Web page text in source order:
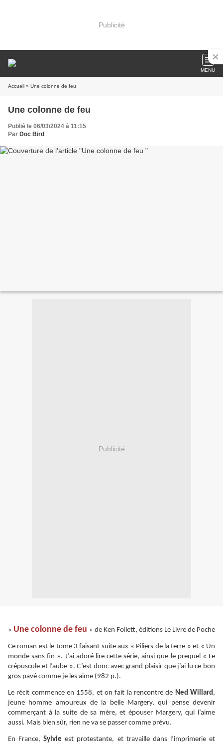
Publicité
MENU
Accueil » Une colonne de feu
Une colonne de feu
Publié le 06/03/2024 à 11:15
Par Doc Bird
Publicité
« Une colonne de feu » de Ken Follett, éditions Le Livre de Poche
Ce roman est le tome 3 faisant suite aux « Piliers de la terre » et « Un
monde sans fin ». J’ai adoré lire cette série, ainsi que le prequel « Le
crépuscule et l’aube ». C’est donc avec grand plaisir que j’ai lu ce bon
gros pavé comme je les aime (982 p.).
Le récit commence en 1558, et on fait la rencontre de Ned Willard,
jeune homme amoureux de la belle Margery, qui pense devenir
commerçant à la suite de sa mère, et épouser Margery, qui l’aime
aussi. Mais bien sûr, rien ne va se passer comme prévu.
En France,Sylvie est protestante, et travaille dans l’imprimerie et